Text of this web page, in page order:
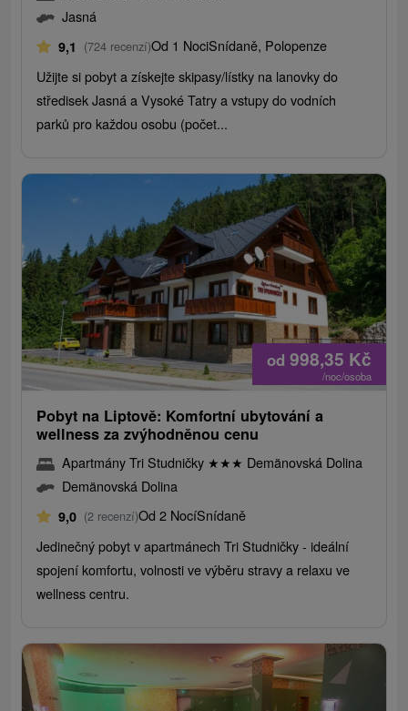
Jasná
9,1 (724 recenzí)Od 1 NociSnídaně, Polopenze
Užijte si pobyt a získejte skipasy/lístky na lanovky do
středisek Jasná a Vysoké Tatry a vstupy do vodních
parků pro každou osobu (počet...
od 998,35 Kč
/noc/osoba
Pobyt na Liptově: Komfortní ubytování a
wellness za zvýhodněnou cenu
Apartmány Tri Studničky ★★★ Demänovská Dolina
Demänovská Dolina
9,0 (2 recenzí)Od 2 NocíSnídaně
Jedinečný pobyt v apartmánech Tri Studničky - ideální
spojení komfortu, volnosti ve výběru stravy a relaxu ve
wellness centru.